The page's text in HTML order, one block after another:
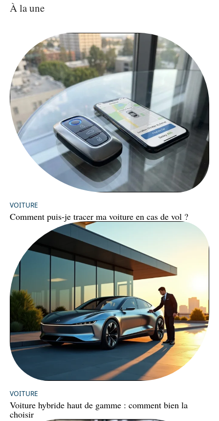
À la une
VOITURE
Comment puis-je tracer ma voiture en cas de vol ?
VOITURE
Voiture hybride haut de gamme : comment bien la
choisir